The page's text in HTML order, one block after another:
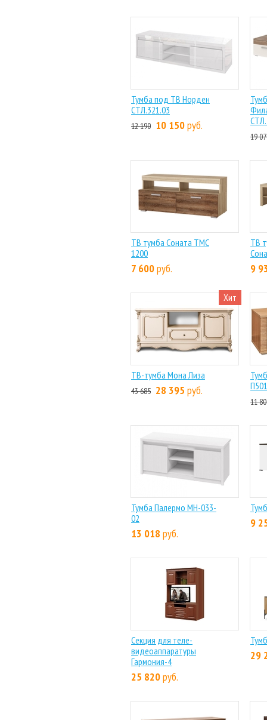
Тумба под ТВ Норден
СТЛ.321.03
12 190 10 150руб.
19
ТВ тумба Соната ТМС
1200
7 600руб.
ТВ
9
Хит
ТВ-тумба Мона Лиза
43 685 28 395 руб.
11
Тумба Палермо МН-033-
02
13 018 руб.
9
Секция для теле-
видеоаппаратуры
Гармония-4
25 820руб.
29